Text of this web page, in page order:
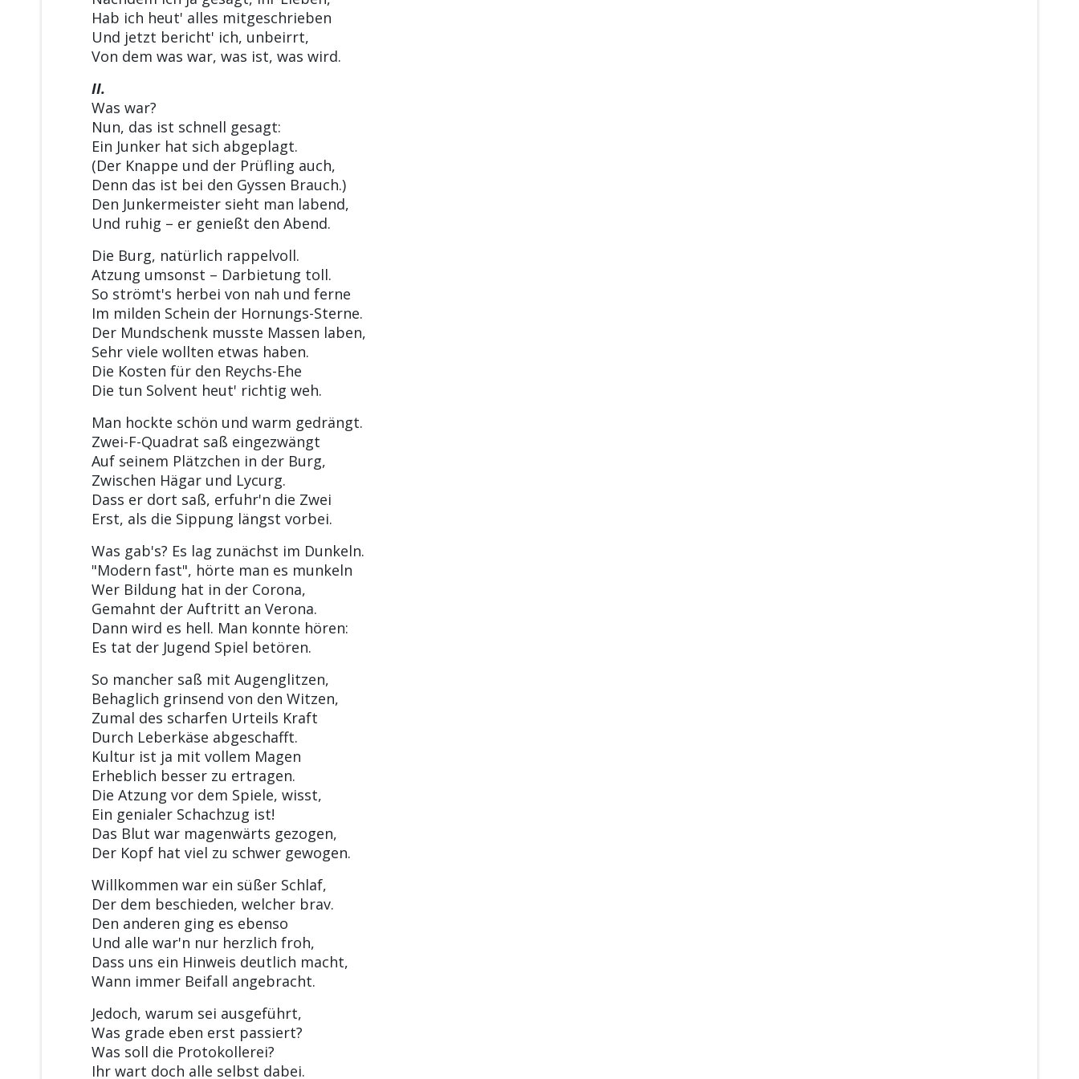
Hab ich heut' alles mitgeschrieben
Und jetzt bericht' ich, unbeirrt,
Von dem was war, was ist, was wird.
II.
Was war?
Nun, das ist schnell gesagt:
Ein Junker hat sich abgeplagt.
(Der Knappe und der Prüfling auch,
Denn das ist bei den Gyssen Brauch.)
Den Junkermeister sieht man labend,
Und ruhig – er genießt den Abend.
Die Burg, natürlich rappelvoll.
Atzung umsonst – Darbietung toll.
So strömt's herbei von nah und ferne
Im milden Schein der Hornungs-Sterne.
Der Mundschenk musste Massen laben,
Sehr viele wollten etwas haben.
Die Kosten für den Reychs-Ehe
Die tun Solvent heut' richtig weh.
Man hockte schön und warm gedrängt.
Zwei-F-Quadrat saß eingezwängt
Auf seinem Plätzchen in der Burg,
Zwischen Hägar und Lycurg.
Dass er dort saß, erfuhr'n die Zwei
Erst, als die Sippung längst vorbei.
Was gab's? Es lag zunächst im Dunkeln.
"Modern fast", hörte man es munkeln
Wer Bildung hat in der Corona,
Gemahnt der Auftritt an Verona.
Dann wird es hell. Man konnte hören:
Es tat der Jugend Spiel betören.
So mancher saß mit Augenglitzen,
Behaglich grinsend von den Witzen,
Zumal des scharfen Urteils Kraft
Durch Leberkäse abgeschafft.
Kultur ist ja mit vollem Magen
Erheblich besser zu ertragen.
Die Atzung vor dem Spiele, wisst,
Ein genialer Schachzug ist!
Das Blut war magenwärts gezogen,
Der Kopf hat viel zu schwer gewogen.
Willkommen war ein süßer Schlaf,
Der dem beschieden, welcher brav.
Den anderen ging es ebenso
Und alle war'n nur herzlich froh,
Dass uns ein Hinweis deutlich macht,
Wann immer Beifall angebracht.
Jedoch, warum sei ausgeführt,
Was grade eben erst passiert?
Was soll die Protokollerei?
Ihr wart doch alle selbst dabei.